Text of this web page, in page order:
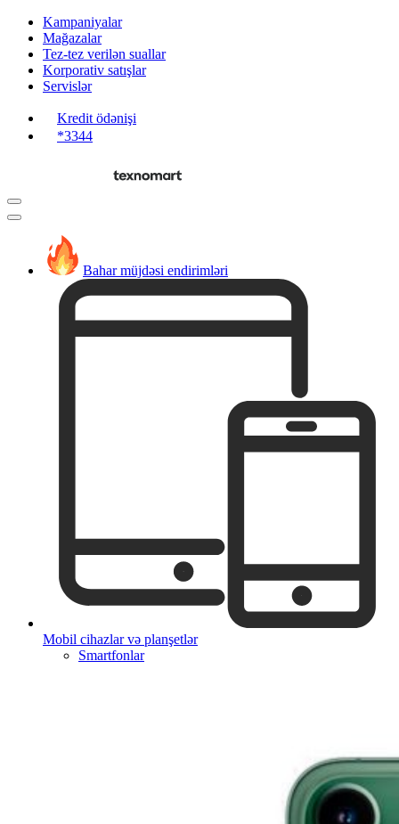
Kampaniyalar
Mağazalar
Tez-tez verilən suallar
Korporativ satışlar
Servislər
Kredit ödənişi
*3344
Bahar müjdəsi endirimləri
Mobil cihazlar və planşetlər
Smartfonlar